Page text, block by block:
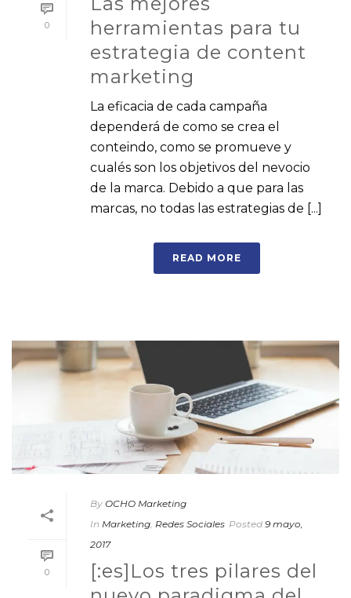
0
herramientas para tu
estrategia de content
marketing
La eficacia de cada campaña
dependerá de como se crea el
conteindo, como se promueve y
cualés son los objetivos del nevocio
de la marca. Debido a que para las
marcas, no todas las estrategias de [...]
READ MORE
0
By OCHO Marketing
In Marketing Redes Sociales Posted 9 mayo,
2017
[:es]Los tres pilares del